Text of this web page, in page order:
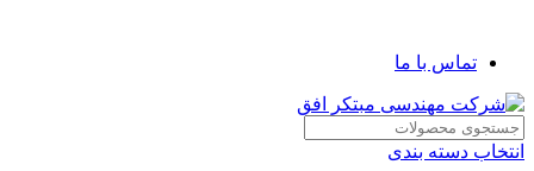
تماس با ما
انتخاب دسته بندی